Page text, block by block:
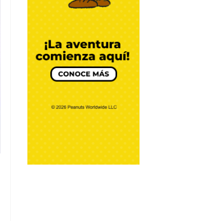
BATIDO DE YOGUR
GRIEGO
Por Chef Daniel Zárate
DIY y Algo más